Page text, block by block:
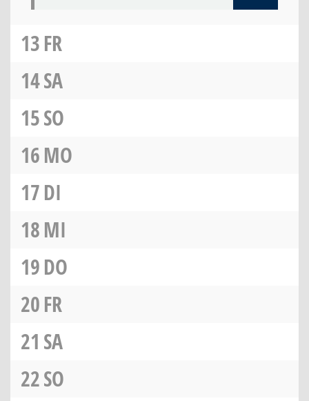
13FR
14SA
15SO
16MO
17DI
18MI
19DO
20FR
21 SA
22SO